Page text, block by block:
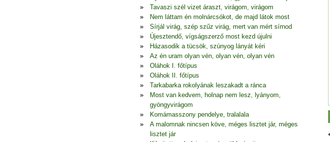
Tavaszi szél vizet áraszt, virágom, virágom
Nem láttam én molnárcsókot, de majd látok most
Sírjál virág, szép szűz virág, mert van mért sírnod
Újesztendő, vígságszerző most kezd újulni
Házasodik a tücsök, szúnyog lányát kéri
Az én uram olyan vén, olyan vén, olyan vén
Oláhok I. főtípus
Oláhok II. főtípus
Tarkabarka rokolyának leszakadt a ránca
Most van kedvem, holnap nem lesz, lyányom,
gyöngyvirágom
Komámasszony pendelye, tralalala
A malomnak nincsen köve, méges lisztet jár, méges
lisztet jár